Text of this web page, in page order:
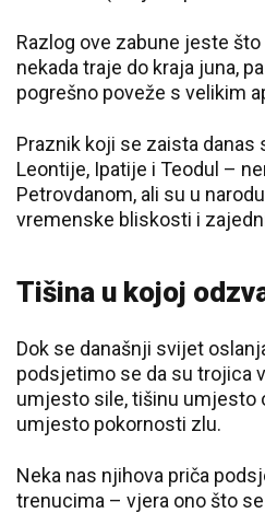
Razlog ove zabune jeste
nekada traje do kraja juna,
pogrešno poveže s velikim
Praznik koji se zaista danas
Leontije, Ipatije i Teodul –
Petrovdanom, ali su u
vremenske bliskosti i
Tišina u kojoj
Dok se današnji svijet
podsjetimo se da su trojica
umjesto sile, tišinu umjesto
umjesto pokornosti zlu.
Neka nas njihova priča
trenucima – vjera ono što